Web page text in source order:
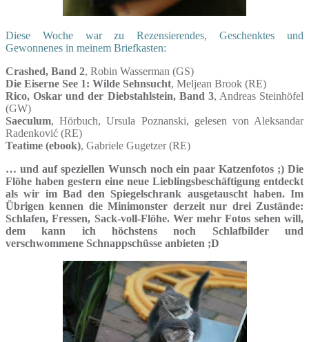
Diese Woche war zu Rezensierendes, Geschenktes und
Gewonnenes in meinem Briefkasten:
Crashed, Band 2, Robin Wasserman (GS)
Die Eiserne See 1: Wilde Sehnsucht, Meljean Brook (RE)
Rico, Oskar und der Diebstahlstein, Band 3, Andreas Steinhöfel
(GW)
Saeculum, Hörbuch, Ursula Poznanski, gelesen von Aleksandar
Radenković (RE)
Teatime (ebook), Gabriele Gugetzer (RE)
… und auf speziellen Wunsch noch ein paar Katzenfotos ;) Die
Flöhe haben gestern eine neue Lieblingsbeschäftigung entdeckt
als wir im Bad den Spiegelschrank ausgetauscht haben. Im
Übrigen kennen die Minimonster derzeit nur drei Zustände:
Schlafen, Fressen, Sack-voll-Flöhe. Wer mehr Fotos sehen will,
dem kann ich höchstens noch Schlafbilder und
verschwommene Schnappschüsse anbieten ;D